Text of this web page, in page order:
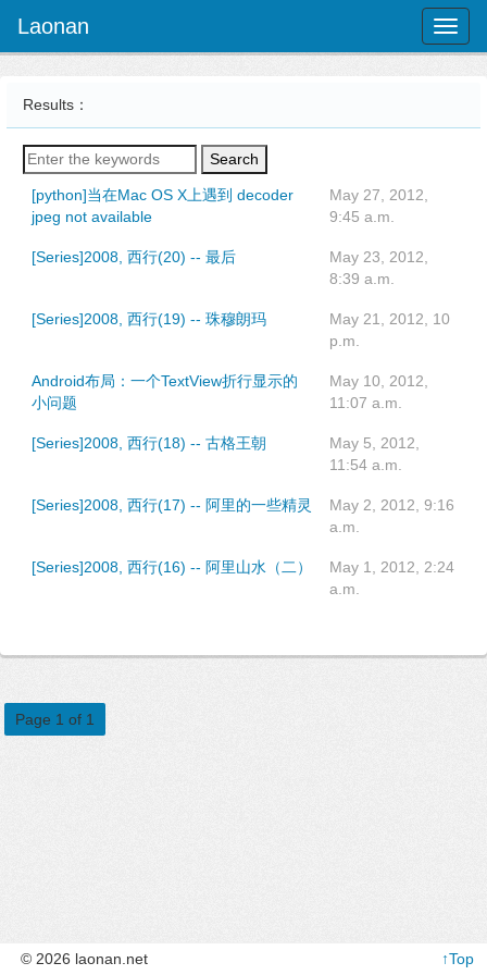
Laonan
Results：
Search
[python]当在Mac OS X上遇到 decoder
jpeg not available
May 27, 2012,
9:45 a.m.
[Series]2008, 西行(20) -- 最后
May 23, 2012,
8:39 a.m.
[Series]2008, 西行(19) -- 珠穆朗玛
May 21, 2012, 10
p.m.
Android布局：一个TextView折行显示的
小问题
May 10, 2012,
11:07 a.m.
[Series]2008, 西行(18) -- 古格王朝
May 5, 2012,
11:54 a.m.
[Series]2008, 西行(17) -- 阿里的一些精灵
May 2, 2012, 9:16
a.m.
[Series]2008, 西行(16) -- 阿里山水（二）
May 1, 2012, 2:24
a.m.
Page 1 of 1
© 2026 laonan.net ↑Top